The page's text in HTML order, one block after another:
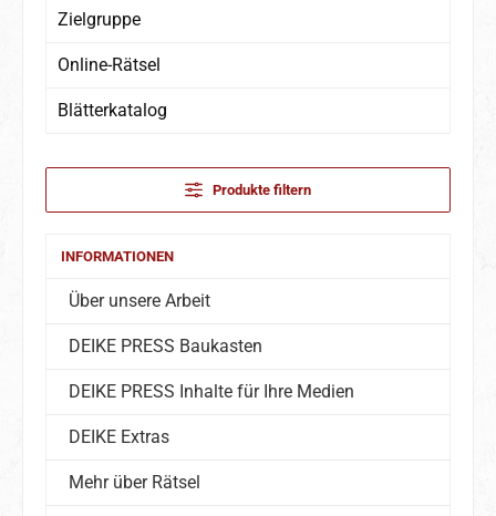
Zielgruppe
Online-Rätsel
Blätterkatalog
Produkte filtern
INFORMATIONEN
Über unsere Arbeit
DEIKE PRESS Baukasten
DEIKE PRESS Inhalte für Ihre Medien
DEIKE Extras
Mehr über Rätsel